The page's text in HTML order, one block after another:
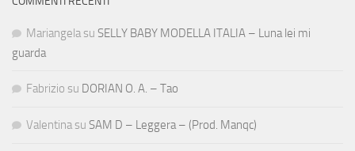
Mariangela su SELLY BABY MODELLA ITALIA – Luna lei mi
guarda
Fabrizio su DORIAN O. A. – Tao
Valentina su SAM D – Leggera – (Prod. Manqc)